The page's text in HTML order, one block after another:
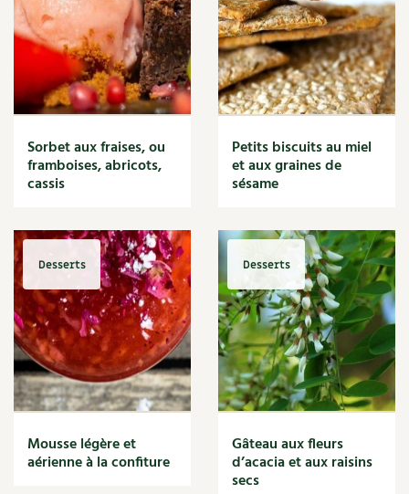
Sorbet aux fraises, ou
framboises, abricots,
cassis
Petits biscuits au miel
et aux graines de
sésame
Desserts
Mousse légère et
aérienne à la confiture
Desserts
Gâteau aux fleurs
d’acacia et aux raisins
secs